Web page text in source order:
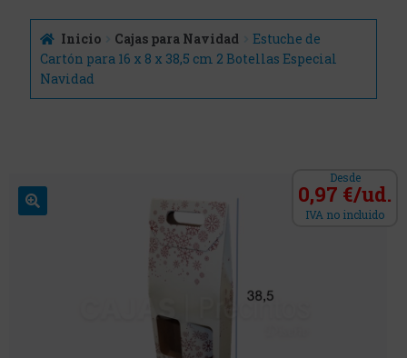
Inicio Cajas para Navidad
Estuche de
Cartón para 16 x 8 x 38,5 cm 2 Botellas Especial
Navidad
Desde
0,97 €/ud.
IVA no incluido